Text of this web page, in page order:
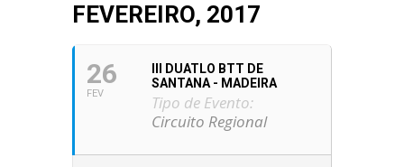
FEVEREIRO, 2017
26
FEV
III DUATLO BTT DE
SANTANA - MADEIRA
Tipo de Evento:
Circuito Regional